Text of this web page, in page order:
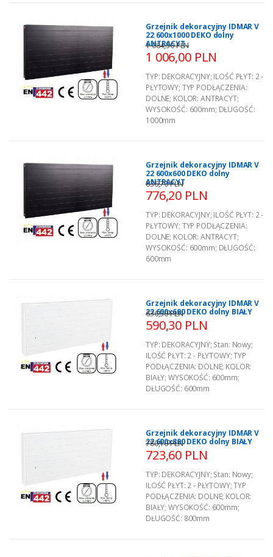
Grzejnik dekoracyjny IDMAR V
22 600x1000 DEKO dolny
ANTRACYT
1 006,00 PLN
1 084,50 PLN
TYP: DEKORACYJNY; ILOŚĆ PŁYT: 2 -
PŁYTOWY; TYP PODŁĄCZENIA:
DOLNE; KOLOR: ANTRACYT;
WYSOKOŚĆ: 600mm; DŁUGOŚĆ:
1000mm
Grzejnik dekoracyjny IDMAR V
22 600x600 DEKO dolny
ANTRACYT
776,20 PLN
836,70 PLN
TYP: DEKORACYJNY; ILOŚĆ PŁYT: 2 -
PŁYTOWY; TYP PODŁĄCZENIA:
DOLNE; KOLOR: ANTRACYT;
WYSOKOŚĆ: 600mm; DŁUGOŚĆ:
600mm
Grzejnik dekoracyjny IDMAR V
22 600x600 DEKO dolny BIAŁY
590,30 PLN
636,30 PLN
TYP: DEKORACYJNY; Stan: Nowy;
ILOŚĆ PŁYT: 2 - PŁYTOWY;TYP
PODŁĄCZENIA: DOLNE; KOLOR:
BIAŁY; WYSOKOŚĆ: 600mm;
DŁUGOŚĆ: 600mm
Grzejnik dekoracyjny IDMAR V
22 600x800 DEKO dolny BIAŁY
723,60 PLN
780,10 PLN
TYP: DEKORACYJNY; Stan: Nowy;
ILOŚĆ PŁYT: 2 - PŁYTOWY;TYP
PODŁĄCZENIA: DOLNE; KOLOR:
BIAŁY; WYSOKOŚĆ: 600mm;
DŁUGOŚĆ: 800mm